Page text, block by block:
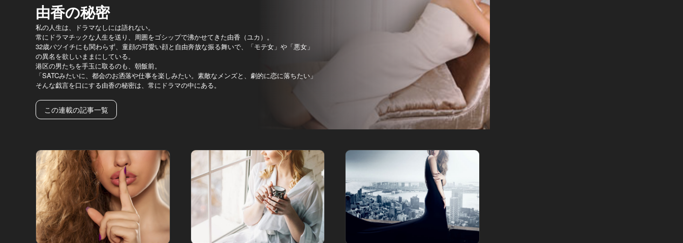
由香の秘密
私の人生は、ドラマなしには語れない。
常にドラマチックな人生を送り、周囲をゴシップで沸かせてきた由香（ユカ）。
32歳バツイチにも関わらず、童顔の可愛い顔と自由奔放な振る舞いで、「モテ女」や「悪女」
の異名を欲しいままにしている。
港区の男たちを手玉に取るのも、朝飯前。
「SATCみたいに、都会のお洒落や仕事を楽しみたい。素敵なメンズと、劇的に恋に落ちたい」
そんな戯言を口にする由香の秘密は、常にドラマの中にある。
この連載の記事一覧